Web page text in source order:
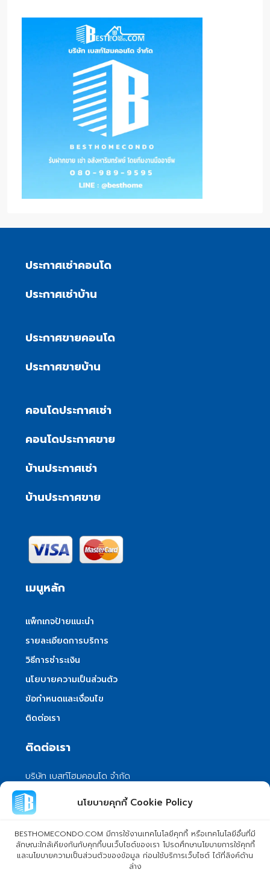
นโยบายคุกกี้ Cookie Policy
BESTHOMECONDO.COM มีการใช้งานเทคโนโลยีคุกกี้ หรือเทคโนโลยีอื่นที่มี
ลักษณะใกล้เคียงกันกับคุกกี้บนเว็บไซต์ของเรา โปรดศึกษานโยบายการใช้คุกกี้
และนโยบายความเป็นส่วนตัวของข้อมูล ก่อนใช้บริการเว็บไซต์ ได้ที่ลิงค์ด้าน
ล่าง
ประกาศเช่าคอนโด
ประกาศเช่าบ้าน
ประกาศขายคอนโด
ประกาศขายบ้าน
คอนโดประกาศเช่า
คอนโดประกาศขาย
บ้านประกาศเช่า
บ้านประกาศขาย
เมนูหลัก
แพ็กเกจป้ายแนะนำ
รายละเอียดการบริการ
วิธีการชำระเงิน
นโยบายความเป็นส่วนตัว
ข้อกำหนดและเงื่อนไข
ติดต่อเรา
ติดต่อเรา
บริษัท เบสท์โฮมคอนโด จำกัด
101/399 หมู่ 7 แขวงลําผักชี เขตหนองจอก
กรุงเทพมหานคร 10530
info@besthomecondo.com